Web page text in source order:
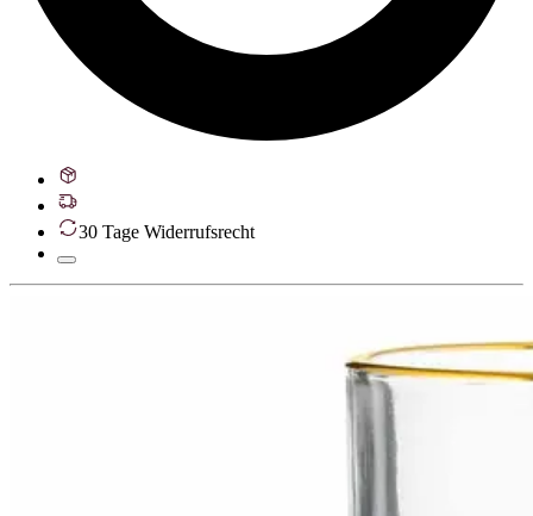
30 Tage Widerrufsrecht